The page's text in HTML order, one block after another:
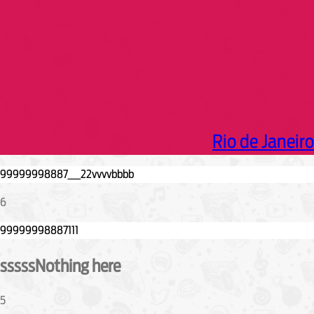
Rio de Janeiro
6
sssssNothing here
5